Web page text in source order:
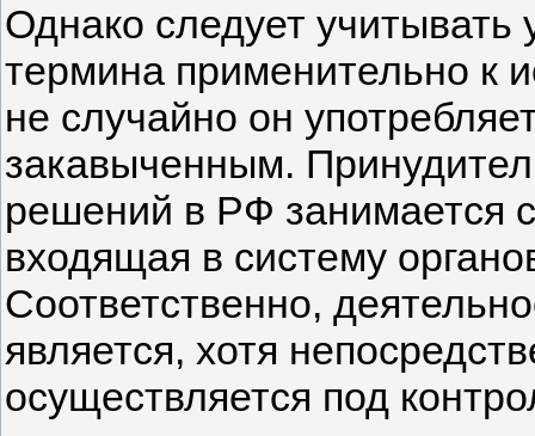
Однако следует учитывать
термина применительно к
не случайно он
закавыченным.
решений в РФ занимается
входящая в систему
Соответственно,
является, хотя
осуществляется под